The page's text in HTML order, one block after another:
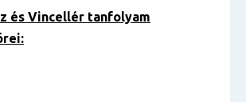
és Vincellér tanfolyam